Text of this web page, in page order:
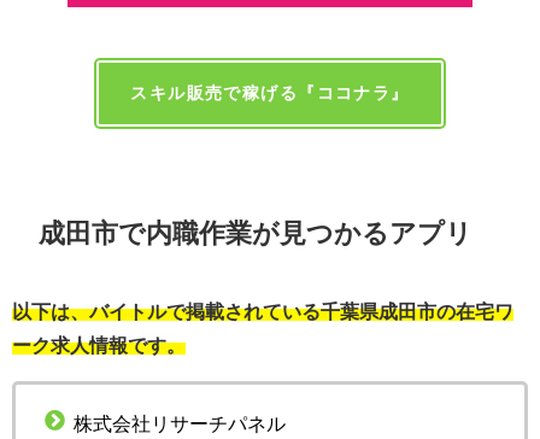
スキル販売で稼げる『ココナラ』
成田市で内職作業が見つかるアプリ
以下は、バイトルで掲載されている千葉県成田市の在宅ワ
ーク求人情報です。
株式会社リサーチパネル